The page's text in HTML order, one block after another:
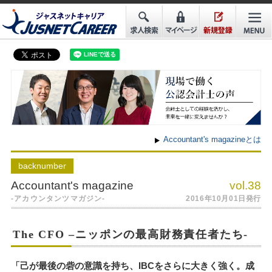
Accountant's magazineとは
backnumber
Accountant's magazine vol.38
-アカウンタンツマガジン- 2016年10月01日発行
The CFO –ニッポンの最高財務責任者たち-
「己が最後の砦の意識を持ち、IBCをさらに大きく強く。成